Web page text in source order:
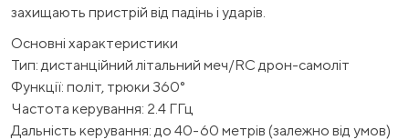
захищають пристрій від падінь і ударів.
Основні характеристики
Тип: дистанційний літальний меч/RC дрон-самоліт
Функції: політ, трюки 360°
Частота керування: 2.4 ГГц
Дальність керування: до 40-60 метрів (залежно від умов)